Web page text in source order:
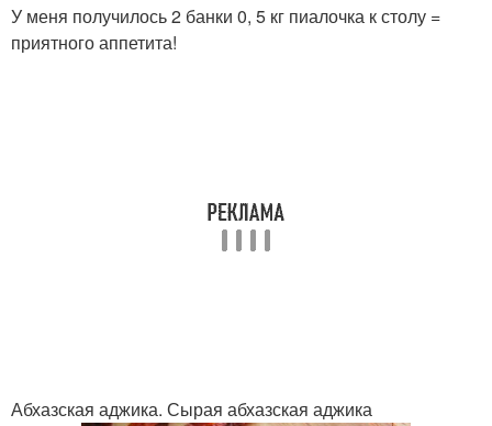
У меня получилось 2 банки 0, 5 кг пиалочка к столу =
приятного аппетита!
Абхазская аджика. Сырая абхазская аджика